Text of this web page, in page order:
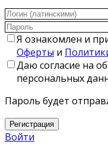
Я ознакомлен и
Оферты и
Даю согласие на
персональных
Пароль будет
Регистрация
Войти